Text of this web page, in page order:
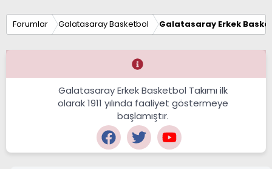
Forumlar Galatasaray Basketbol Galatasaray Erkek
Galatasaray Erkek Basketbol Takımı ilk
olarak 1911 yılında faaliyet göstermeye
başlamıştır.